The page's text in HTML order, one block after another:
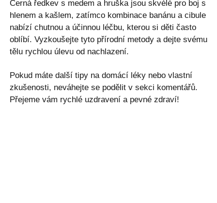
Černá ředkev s medem a hruška jsou skvélé pro boj s
hlenem a kašlem, zatímco kombinace banánu a cibule
nabízí chutnou a účinnou léčbu, kterou si děti často
oblíbí. Vyzkoušejte tyto přírodní metody a dejte svému
tělu rychlou úlevu od nachlazení.
Pokud máte další tipy na domácí léky nebo vlastní
zkušenosti, neváhejte se podělit v sekci komentářů.
Přejeme vám rychlé uzdravení a pevné zdraví!